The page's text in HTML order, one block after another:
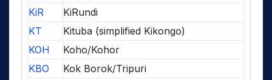
KiR
KiRundi
KT
Kituba (simplified Kikongo)
KOH
Koho/Kohor
KBO
Kok Borok/Tripuri